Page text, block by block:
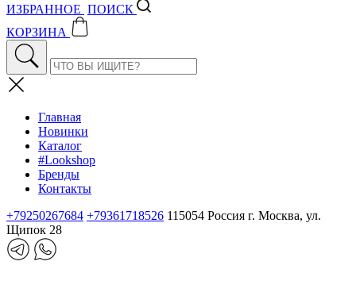
ИЗБРАННОЕ ПОИСК
КОРЗИНА
Главная
Новинки
Каталог
#Lookshop
Бренды
Контакты
+79250267684 +79361718526 115054 Россия г. Москва, ул.
Щипок 28